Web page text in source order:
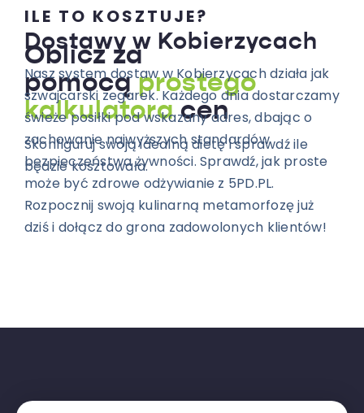
ILE TO KOSZTUJE?
Oblicz za
pomocąprostego
kalkulatoracen
Skonfiguruj swoją idealną dietę i sprawdź ile
będzie kosztowała.
Dostawy w Kobierzycach
Nasz system dostaw w Kobierzycach działa jak
szwajcarski zegarek. Każdego dnia dostarczamy
świeże posiłki pod wskazany adres, dbając o
zachowanie najwyższych standardów
bezpieczeństwa żywności. Sprawdź, jak proste
może być zdrowe odżywianie z 5PD.PL.
Rozpocznij swoją kulinarną metamorfozę już
dziś i dołącz do grona zadowolonych klientów!